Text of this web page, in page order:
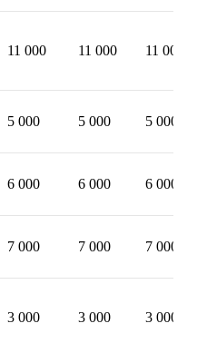
11 000 11 000 11 000
5 000 5 000 5 000
6 000 6 000 6 000
7 000 7 000 7 000
3 000 3 000 3 000